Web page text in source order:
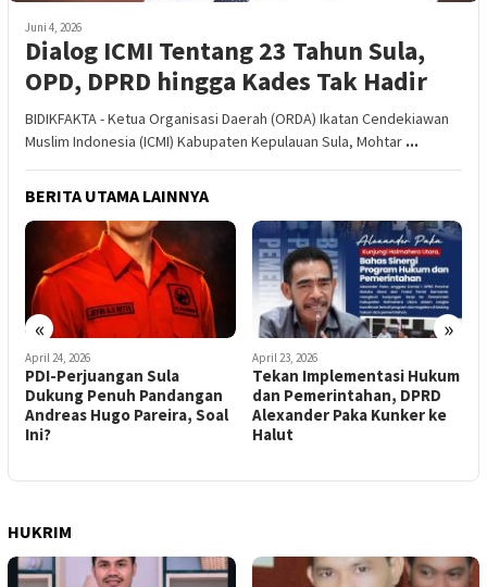
Juni 4, 2026
Dialog ICMI Tentang 23 Tahun Sula,
OPD, DPRD hingga Kades Tak Hadir
BIDIKFAKTA - Ketua Organisasi Daerah (ORDA) Ikatan Cendekiawan
Muslim Indonesia (ICMI) Kabupaten Kepulauan Sula, Mohtar ...
BERITA UTAMA LAINNYA
« »
April 24, 2026
PDI-Perjuangan Sula
Dukung Penuh Pandangan
Andreas Hugo Pareira, Soal
Ini?
April 23, 2026
Tekan Implementasi Hukum
dan Pemerintahan, DPRD
Alexander Paka Kunker ke
Halut
HUKRIM